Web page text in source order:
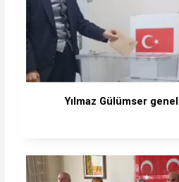
Yılmaz Gülümser